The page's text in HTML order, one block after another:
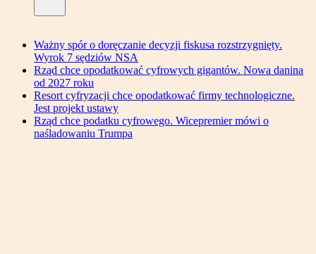
Ważny spór o doręczanie decyzji fiskusa rozstrzygnięty.
Wyrok 7 sędziów NSA
Rząd chce opodatkować cyfrowych gigantów. Nowa danina
od 2027 roku
Resort cyfryzacji chce opodatkować firmy technologiczne.
Jest projekt ustawy
Rząd chce podatku cyfrowego. Wicepremier mówi o
naśladowaniu Trumpa